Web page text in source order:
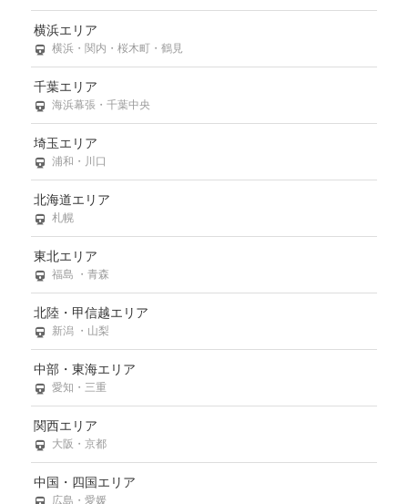
横浜エリア
横浜・関内・桜木町・鶴見
千葉エリア
海浜幕張・千葉中央
埼玉エリア
浦和・川口
北海道エリア
札幌
東北エリア
福島 ・青森
北陸・甲信越エリア
新潟 ・山梨
中部・東海エリア
愛知・三重
関西エリア
大阪・京都
中国・四国エリア
広島・愛媛